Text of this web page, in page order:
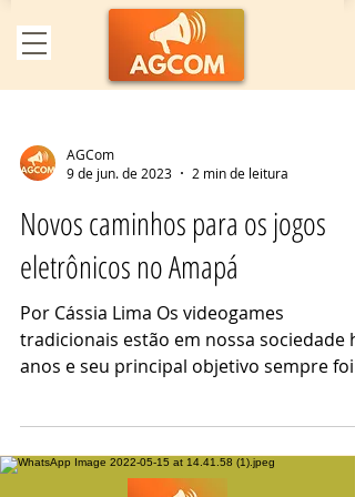
AGCom
9 de jun. de 2023
2 min de leitura
Novos caminhos para os jogos
eletrônicos no Amapá
Por Cássia Lima Os videogames
tradicionais estão em nossa sociedade
anos e seu principal objetivo sempre foi